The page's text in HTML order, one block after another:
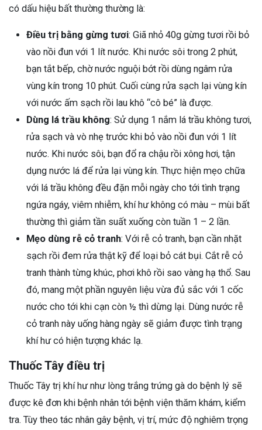
có dấu hiệu bất thường thường là:
Điều trị bằng gừng tươi: Giã nhỏ 40g gừng tươi rồi bỏ
vào nồi đun với 1 lít nước. Khi nước sôi trong 2 phút,
bạn tắt bếp, chờ nước nguội bớt rồi dùng ngâm rửa
vùng kín trong 10 phút. Cuối cùng rửa sạch lại vùng kín
với nước ấm sạch rồi lau khô “cô bé” là được.
Dùng lá trầu không: Sử dụng 1 nắm lá trầu không tươi,
rửa sạch và vò nhẹ trước khi bỏ vào nồi đun với 1 lít
nước. Khi nước sôi, bạn đổ ra chậu rồi xông hơi, tận
dụng nước lá để rửa lại vùng kín. Thực hiện mẹo chữa
với lá trầu không đều đặn mỗi ngày cho tới tình trạng
ngứa ngáy, viêm nhiễm, khí hư không có màu – mùi bất
thường thì giảm tần suất xuống còn tuần 1 – 2 lần.
Mẹo dùng rễ cỏ tranh: Với rễ cỏ tranh, bạn cần nhặt
sạch rồi đem rửa thật kỹ để loại bỏ cát bụi. Cắt rễ cỏ
tranh thành từng khúc, phơi khô rồi sao vàng hạ thổ. Sau
đó, mang một phần nguyên liệu vừa đủ sắc với 1 cốc
nước cho tới khi cạn còn ½ thì dừng lại. Dùng nước rễ
cỏ tranh này uống hàng ngày sẽ giảm được tình trạng
khí hư có hiện tượng khác lạ.
Thuốc Tây điều trị
Thuốc Tây trị khí hư như lòng trắng trứng gà do bệnh lý sẽ
được kê đơn khi bệnh nhân tới bệnh viện thăm khám, kiểm
tra. Tùy theo tác nhân gây bệnh, vị trí, mức độ nghiêm trọng